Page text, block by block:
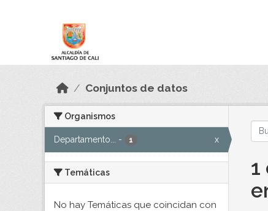
Conjuntos de datos
Organismos
Departamento... - 1 x
Temáticas
No hay Temáticas que coincidan con